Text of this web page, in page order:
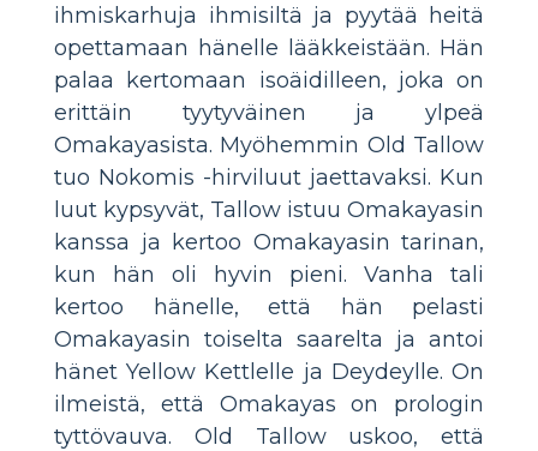
ihmiskarhuja ihmisiltä ja pyytää heitä
opettamaan hänelle lääkkeistään. Hän
palaa kertomaan isoäidilleen, joka on
erittäin tyytyväinen ja ylpeä
Omakayasista. Myöhemmin Old Tallow
tuo Nokomis -hirviluut jaettavaksi. Kun
luut kypsyvät, Tallow istuu Omakayasin
kanssa ja kertoo Omakayasin tarinan,
kun hän oli hyvin pieni. Vanha tali
kertoo hänelle, että hän pelasti
Omakayasin toiselta saarelta ja antoi
hänet Yellow Kettlelle ja Deydeylle. On
ilmeistä, että Omakayas on prologin
tyttövauva. Old Tallow uskoo, että